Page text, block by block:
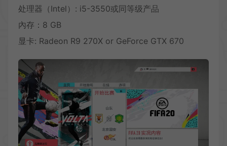
处理器（Intel）: i5-3550或同等级产品
內存：8 GB
显卡: Radeon R9 270X or GeForce GTX 670